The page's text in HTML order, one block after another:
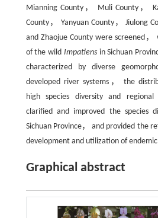
Mianning County， Muli County，
County， Yanyuan County， Jiulong
and Zhaojue County were screened，
of the wild Impatiensin Sichuan
characterized by diverse
developed river systems， the
high species diversity and
clarified and improved the species
Sichuan Province， and provided the
development and utilization of
Graphical abstract